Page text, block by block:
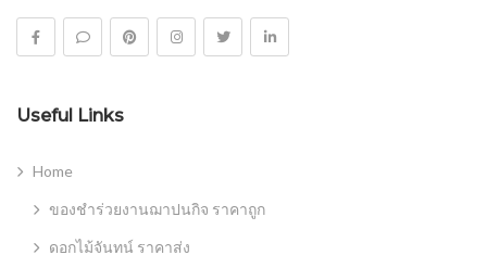
Useful Links
Home
ของชำร่วยงานฌาปนกิจ ราคาถูก
ดอกไม้จันทน์ ราคาส่ง